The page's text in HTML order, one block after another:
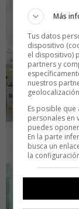
Más
Tus datos
dispositivo
el dispositivo)
partners y
nuestros
Es posible
personales en
puedes
En la parte
busca un
la